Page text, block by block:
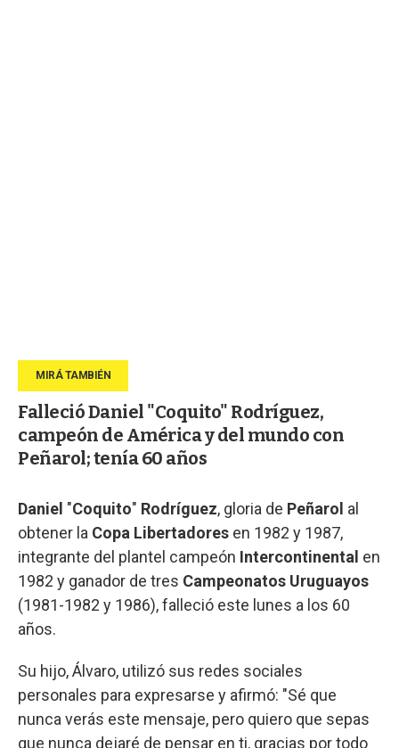
Falleció Daniel "Coquito" Rodríguez,
campeón de América y del mundo con
Peñarol; tenía 60 años
Daniel "Coquito" Rodríguez, gloria de Peñarol al
obtener la Copa Libertadores en 1982 y 1987,
integrante del plantel campeón Intercontinental en
1982 y ganador de tres Campeonatos Uruguayos
(1981-1982 y 1986), falleció este lunes a los 60
años.
Su hijo, Álvaro, utilizó sus redes sociales
personales para expresarse y afirmó: "Sé que
nunca verás este mensaje, pero quiero que sepas
que nunca dejaré de pensar en ti, gracias por todo